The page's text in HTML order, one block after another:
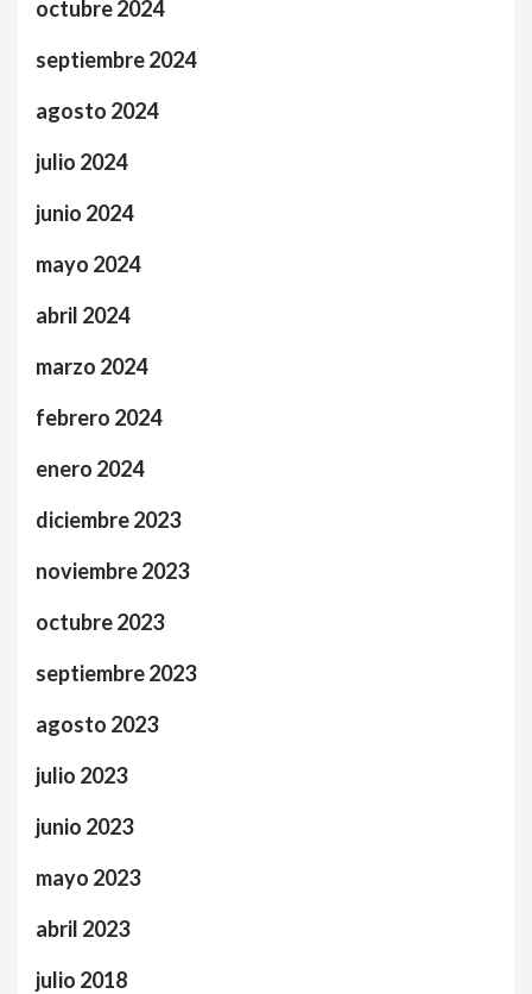
octubre 2024
septiembre 2024
agosto 2024
julio 2024
junio 2024
mayo 2024
abril 2024
marzo 2024
febrero 2024
enero 2024
diciembre 2023
noviembre 2023
octubre 2023
septiembre 2023
agosto 2023
julio 2023
junio 2023
mayo 2023
abril 2023
julio 2018